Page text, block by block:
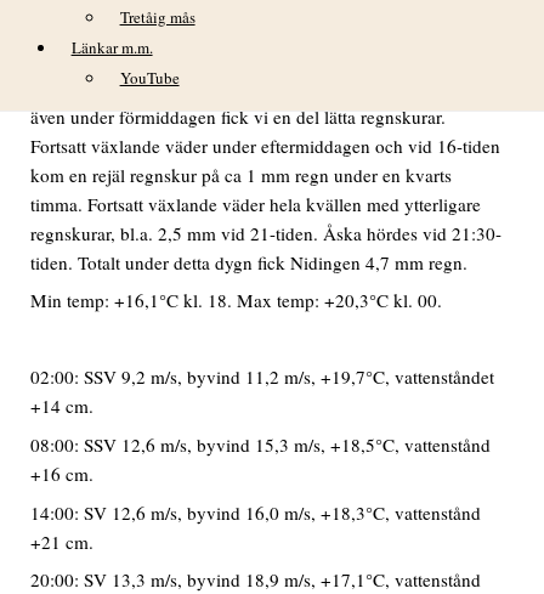
Tretåig mås
Länkar m.m.
YouTube
VÄDER
Mestadels mulet från gryningen men senare på dagen i alla
fall tidvis något uppklarnande. Redan från gryningen och
även under förmiddagen fick vi en del lätta regnskurar.
Fortsatt växlande väder under eftermiddagen och vid 16-tiden
kom en rejäl regnskur på ca 1 mm regn under en kvarts
timma. Fortsatt växlande väder hela kvällen med ytterligare
regnskurar, bl.a. 2,5 mm vid 21-tiden. Åska hördes vid 21:30-
tiden. Totalt under detta dygn fick Nidingen 4,7 mm regn.
Min temp: +16,1°C kl. 18. Max temp: +20,3°C kl. 00.
02:00: SSV 9,2 m/s, byvind 11,2 m/s, +19,7°C, vattenståndet
+14 cm.
08:00: SSV 12,6 m/s, byvind 15,3 m/s, +18,5°C, vattenstånd
+16 cm.
14:00: SV 12,6 m/s, byvind 16,0 m/s, +18,3°C, vattenstånd
+21 cm.
20:00: SV 13,3 m/s, byvind 18,9 m/s, +17,1°C, vattenstånd